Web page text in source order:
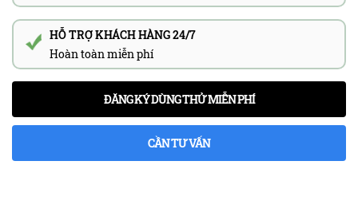
HỖ TRỢ KHÁCH HÀNG 24/7
Hoàn toàn miễn phí
ĐĂNG KÝ DÙNG THỬ MIỄN PHÍ
CẦN TƯ VẤN